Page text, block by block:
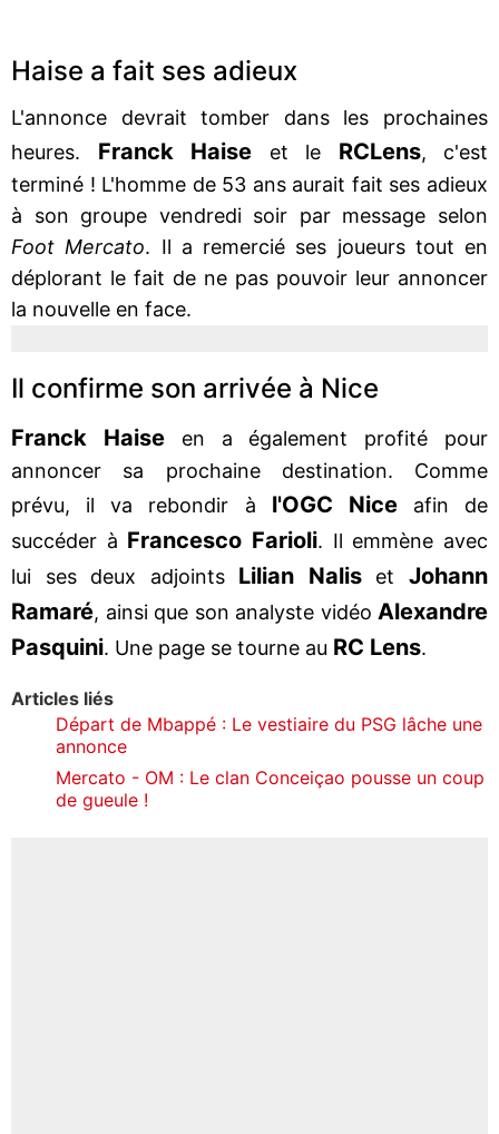
Haise a fait ses adieux
L'annonce devrait tomber dans les prochaines
heures. Franck Haise et le RCLens, c'est
terminé ! L'homme de 53 ans aurait fait ses adieux
à son groupe vendredi soir par message selon
Foot Mercato. Il a remercié ses joueurs tout en
déplorant le fait de ne pas pouvoir leur annoncer
la nouvelle en face.
Il confirme son arrivée à Nice
Franck Haiseen a également profité pour
annoncer sa prochaine destination. Comme
prévu, il va rebondir à l'OGC Niceafin de
succéder à Francesco Farioli. Il emmène avec
lui ses deux adjoints Lilian NalisetJohann
Ramaré, ainsi que son analyste vidéo Alexandre
Pasquini. Une page se tourne au RC Lens.
Articles liés
Départ de Mbappé : Le vestiaire du PSG lâche une
annonce
Mercato - OM : Le clan Conceiçao pousse un coup
de gueule !